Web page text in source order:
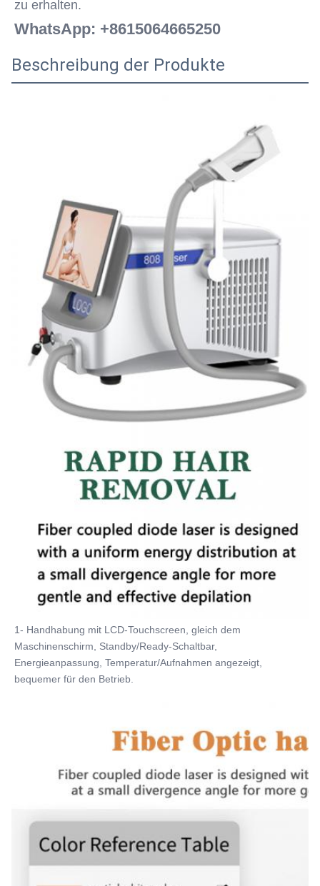
zu erhalten.
WhatsApp: +8615064665250
Beschreibung der Produkte
1- Handhabung mit LCD-Touchscreen, gleich dem
Maschinenschirm, Standby/Ready-Schaltbar,
Energieanpassung, Temperatur/Aufnahmen angezeigt,
bequemer für den Betrieb.